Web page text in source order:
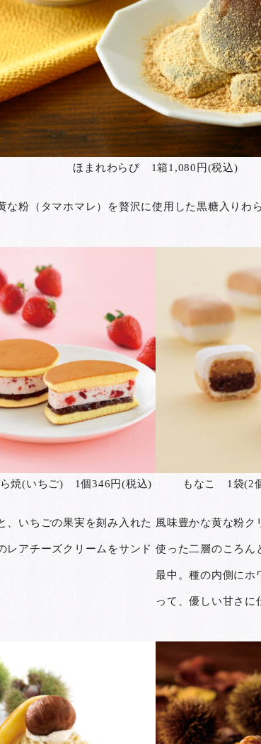
ほまれわらび 1箱1,080円(税込)
な粉（タマホマレ）を贅沢に使用した黒糖入りわ
ら焼(いちご) 1個346円(税込)
、いちごの果実を刻み入れた
レアチーズクリームをサンド
もなこ 1袋(2
風味豊かな黄な粉ク
使った二層のころん
最中。種の内側にホ
って、優しい甘さに